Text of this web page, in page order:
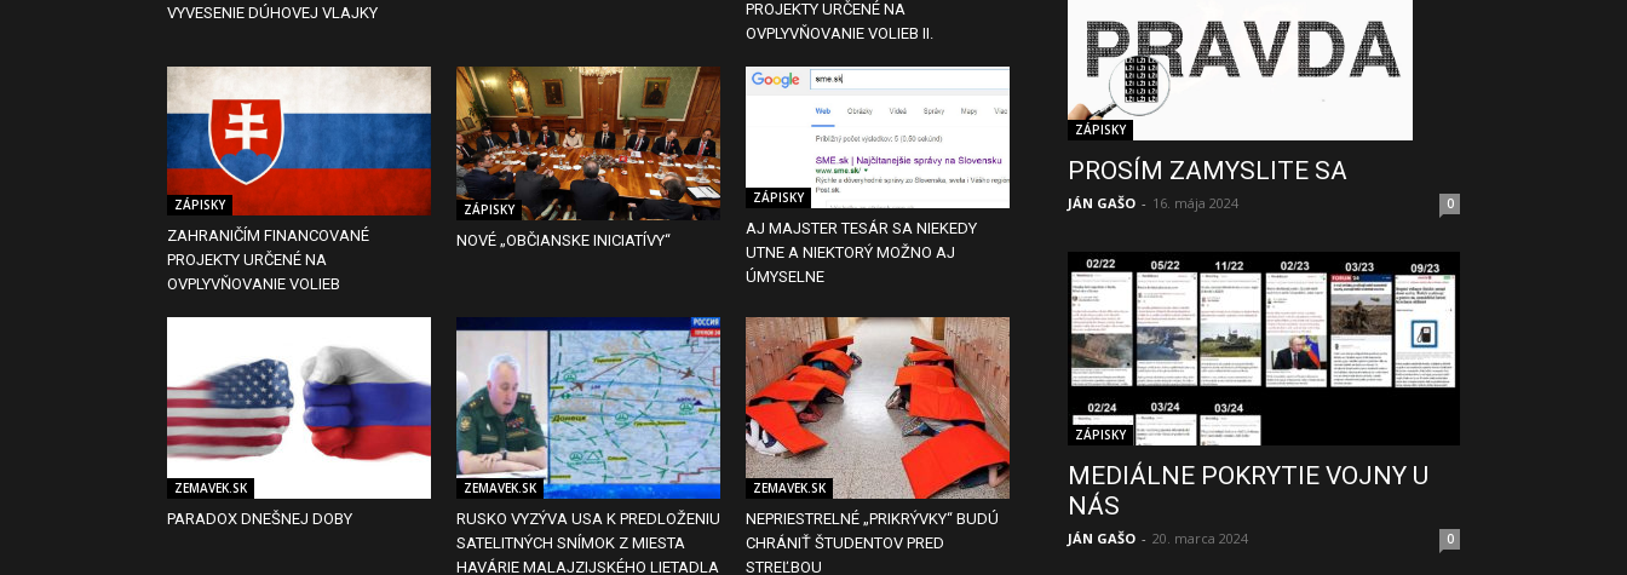
VYVESENIE DÚHOVEJ VLAJKY
PROJEKTY URČENÉ NA
OVPLYVŇOVANIE VOLIEB II.
ZÁPISKY
ZAHRANIČÍM FINANCOVANÉ
PROJEKTY URČENÉ NA
OVPLYVŇOVANIE VOLIEB
ZÁPISKY
NOVÉ „OBČIANSKE INICIATÍVY“
ZÁPISKY
AJ MAJSTER TESÁR SA NIEKEDY
UTNE A NIEKTORÝ MOŽNO AJ
ÚMYSELNE
ZEMAVEK.SK
PARADOX DNEŠNEJ DOBY
ZEMAVEK.SK
RUSKO VYZÝVA USA K PREDLOŽENIU
SATELITNÝCH SNÍMOK Z MIESTA
HAVÁRIE MALAJZIJSKÉHO LIETADLA
ZEMAVEK.SK
NEPRIESTRELNÉ „PRIKRÝVKY“ BUDÚ
CHRÁNIŤ ŠTUDENTOV PRED
STREĽBOU
ZÁPISKY
PROSÍM ZAMYSLITE SA
JÁN GAŠO - 16. mája 2024 0
ZÁPISKY
MEDIÁLNE POKRYTIE VOJNY U
NÁS
JÁN GAŠO - 20. marca 2024 0